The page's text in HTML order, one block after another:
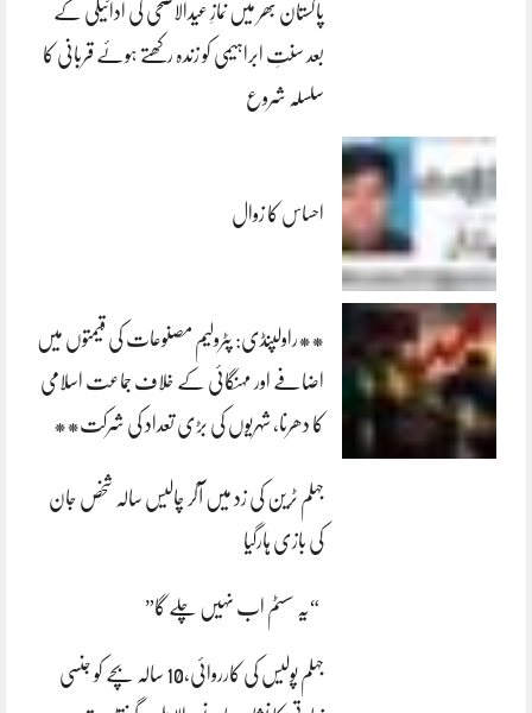
پاکستان بھر میں نمازِ عیدالاضحی کی ادائیگی کے
بعد سنتِ ابراہیمی کو زندہ رکھتے ہوئے قربانی کا
سلسلہ شروع
احساس کا زوال
**راولپنڈی: پٹرولیم مصنوعات کی قیمتوں میں
اضافے اور مہنگائی کے خلاف جماعت اسلامی
کا دھرنا، شہریوں کی بڑی تعداد کی شرکت**
جہلم ٹرین کی زد میں آکر چالیس سالہ شخص جان
کی بازی ہارگیا
“یہ سسٹم اب نہیں چلے گا”
جہلم پولیس کی کارروائی،10 سالہ بچے کو جنسی